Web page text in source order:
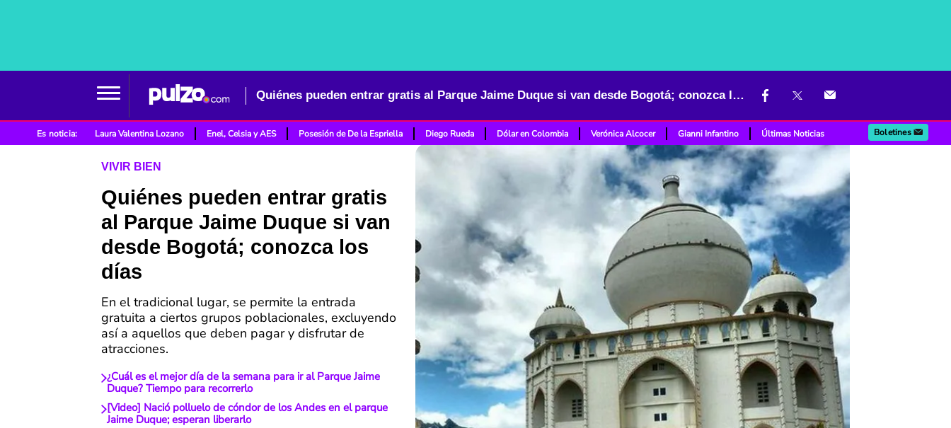
Quiénes pueden entrar gratis al Parque Jaime Duque si van desde Bogotá; conozca los días
Es noticia: Laura Valentina Lozano Enel, Celsia y AES Posesión de De la Espriella Diego Rueda Dólar en Colombia Verónica Alcocer Gianni Infantino Últimas Noticias Boletines
VIVIR BIEN
Quiénes pueden entrar gratis
al Parque Jaime Duque si van
desde Bogotá; conozca los
días
En el tradicional lugar, se permite la entrada
gratuita a ciertos grupos poblacionales, excluyendo
así a aquellos que deben pagar y disfrutar de
atracciones.
¿Cuál es el mejor día de la semana para ir al Parque Jaime
Duque? Tiempo para recorrerlo
[Video] Nació polluelo de cóndor de los Andes en el parque
Jaime Duque; esperan liberarlo